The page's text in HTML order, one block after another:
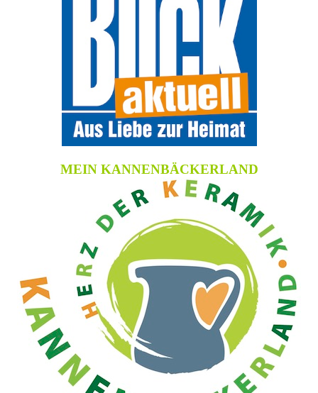
MEIN KANNENBÄCKERLAND